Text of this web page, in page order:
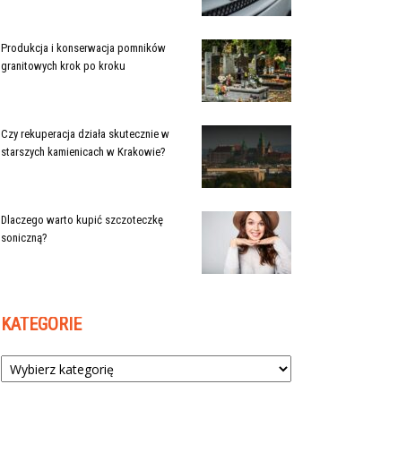
Produkcja i konserwacja pomników
granitowych krok po kroku
Czy rekuperacja działa skutecznie w
starszych kamienicach w Krakowie?
Dlaczego warto kupić szczoteczkę
soniczną?
KATEGORIE
Kategorie